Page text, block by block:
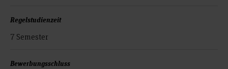
Regelstudienzeit
7 Semester
Bewerbungsschluss